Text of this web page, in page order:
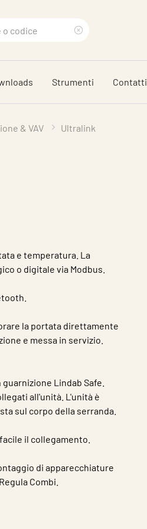
search
phrase
Strumenti Contatti
& VAV Ultralink
e temperatura. La
o digitale via Modbus.
la portata direttamente
e messa in servizio.
Lindab Safe.
all'unità. L'unità è
sul corpo della serranda.
il collegamento.
di apparecchiature
Combi.